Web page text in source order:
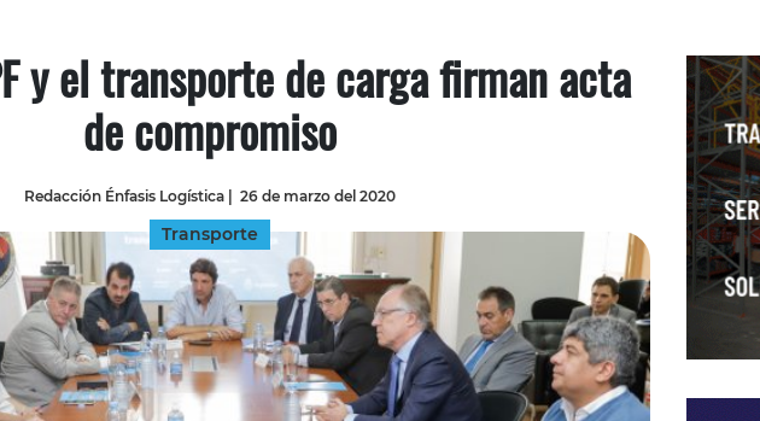
e inventarios
de Suministro del Agro
y distribución
INGRESAR
SUSCRÍBASE
Email Marketing
Branded Content
Publicidad Revista
y el transporte de carga firman acta
de compromiso
Redacción Énfasis Logística 26 de marzo del 2020
Transporte